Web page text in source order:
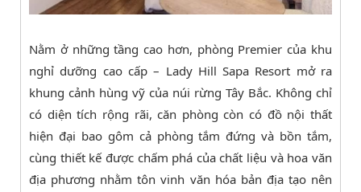
Nằm ở những tầng cao hơn, phòng Premier của khu
nghỉ dưỡng cao cấp – Lady Hill Sapa Resort mở ra
khung cảnh hùng vỹ của núi rừng Tây Bắc. Không chỉ
có diện tích rộng rãi, căn phòng còn có đồ nội thất
hiện đại bao gôm cả phòng tắm đứng và bồn tắm,
cùng thiết kế được chấm phá của chất liệu và hoa văn
địa phương nhằm tôn vinh văn hóa bản địa tạo nên